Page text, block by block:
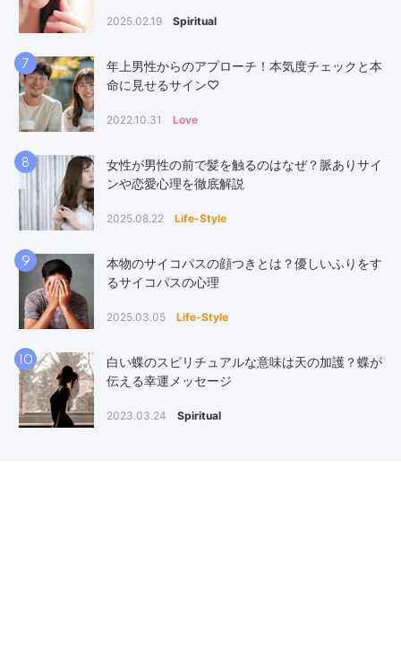
2025.02.19 Spiritual
7
年上男性からのアプローチ！本気度チェックと本
命に見せるサイン♡
2022.10.31 Love
8
女性が男性の前で髪を触るのはなぜ？脈ありサイ
ンや恋愛心理を徹底解説
2025.08.22 Life-Style
9
本物のサイコパスの顔つきとは？優しいふりをす
るサイコパスの心理
2025.03.05 Life-Style
10
白い蝶のスピリチュアルな意味は天の加護？蝶が
伝える幸運メッセージ
2023.03.24 Spiritual